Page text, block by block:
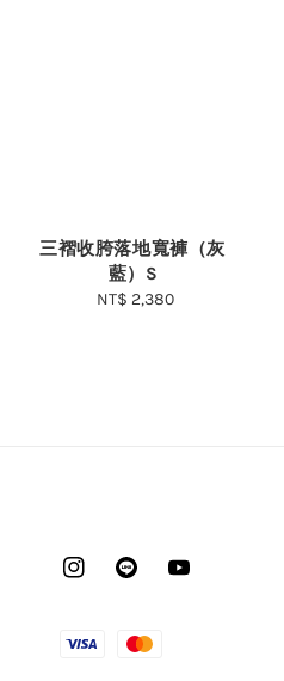
三褶收胯落地寬褲（灰
藍）S
Regular
NT$ 2,380